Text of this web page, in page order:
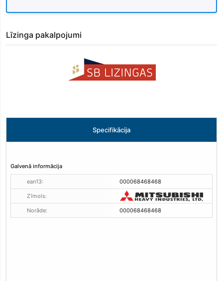
Līzinga pakalpojumi
Specifikācija
Galvenā informācija
ean13: 000068468468
Zīmols:
Norāde: 000068468468